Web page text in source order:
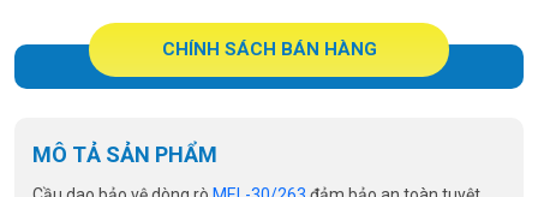
CHÍNH SÁCH BÁN HÀNG
MÔ TẢ SẢN PHẨM